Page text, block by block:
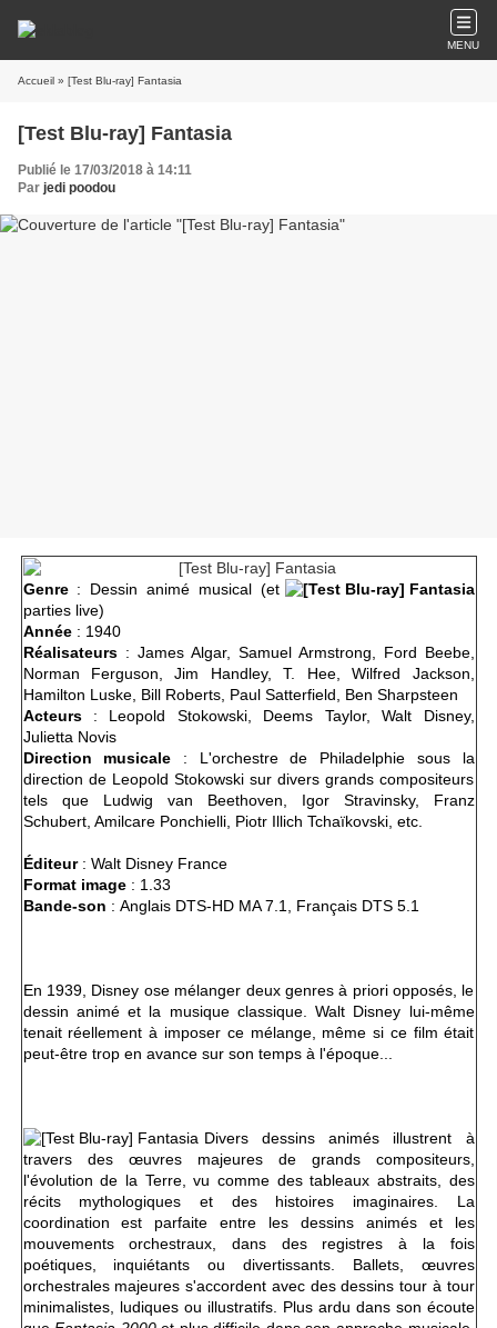
MENU
Accueil » [Test Blu-ray] Fantasia
[Test Blu-ray] Fantasia
Publié le 17/03/2018 à 14:11
Par jedi poodou
Genre: Dessin animé musical (et
parties live)
Année: 1940
Réalisateurs: James Algar, Samuel Armstrong, Ford Beebe,
Norman Ferguson, Jim Handley, T. Hee, Wilfred Jackson,
Hamilton Luske, Bill Roberts, Paul Satterfield, Ben Sharpsteen
Acteurs: Leopold Stokowski, Deems Taylor, Walt Disney,
Julietta Novis
Direction musicale : L'orchestre de Philadelphie sous la
direction de Leopold Stokowski sur divers grands compositeurs
tels que Ludwig van Beethoven, Igor Stravinsky, Franz
Schubert, Amilcare Ponchielli, Piotr Illich Tchaïkovski, etc.
Éditeur: Walt Disney France
Format image: 1.33
Bande-son : Anglais DTS-HD MA 7.1, Français DTS 5.1
En 1939, Disney ose mélanger deux genres à priori opposés, le
dessin animé et la musique classique. Walt Disney lui-même
tenait réellement à imposer ce mélange, même si ce film était
peut-être trop en avance sur son temps à l'époque...
Divers dessins animés illustrent à
travers des œuvres majeures de grands compositeurs,
l'évolution de la Terre, vu comme des tableaux abstraits, des
récits mythologiques et des histoires imaginaires. La
coordination est parfaite entre les dessins animés et les
mouvements orchestraux, dans des registres à la fois
poétiques, inquiétants ou divertissants. Ballets, œuvres
orchestrales majeures s'accordent avec des dessins tour à tour
minimalistes, ludiques ou illustratifs. Plus ardu dans son écoute